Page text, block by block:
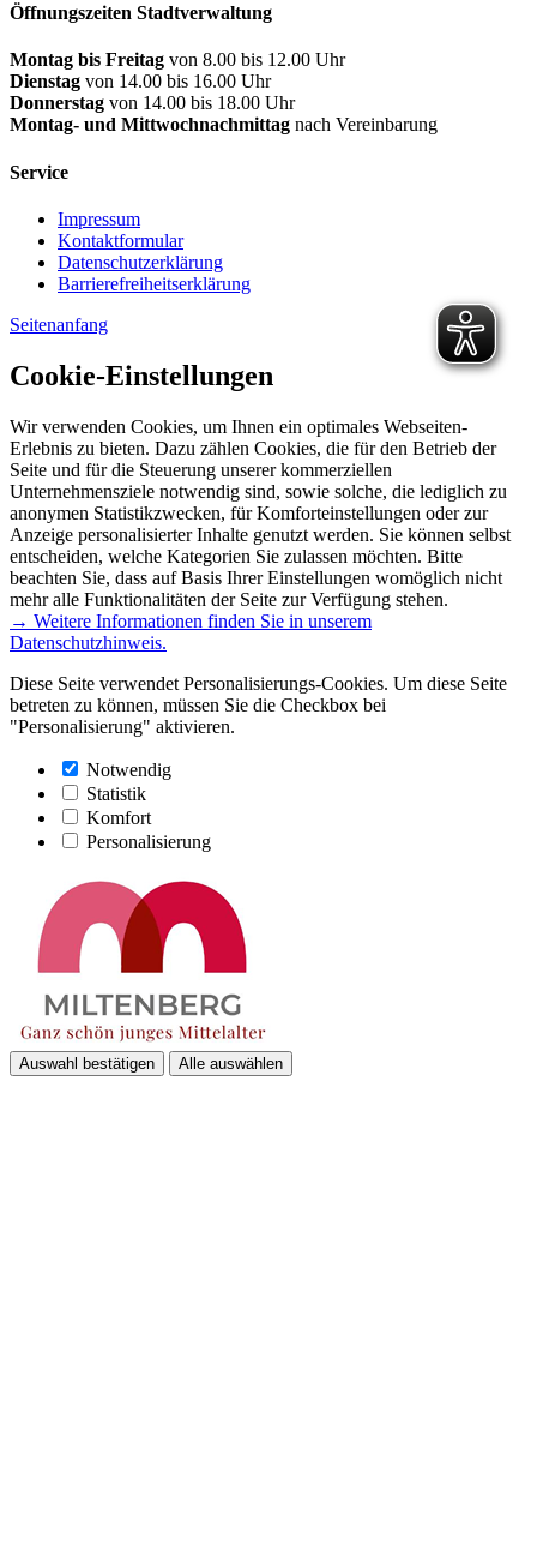
Öffnungszeiten Stadtverwaltung
Montag bis Freitag von 8.00 bis 12.00 Uhr
Dienstag von 14.00 bis 16.00 Uhr
Donnerstag von 14.00 bis 18.00 Uhr
Montag- und Mittwochnachmittag nach Vereinbarung
Service
Impressum
Kontaktformular
Datenschutzerklärung
Barrierefreiheitserklärung
Seitenanfang
Cookie-Einstellungen
Wir verwenden Cookies, um Ihnen ein optimales Webseiten-
Erlebnis zu bieten. Dazu zählen Cookies, die für den Betrieb der
Seite und für die Steuerung unserer kommerziellen
Unternehmensziele notwendig sind, sowie solche, die lediglich zu
anonymen Statistikzwecken, für Komforteinstellungen oder zur
Anzeige personalisierter Inhalte genutzt werden. Sie können selbst
entscheiden, welche Kategorien Sie zulassen möchten. Bitte
beachten Sie, dass auf Basis Ihrer Einstellungen womöglich nicht
mehr alle Funktionalitäten der Seite zur Verfügung stehen.
→ Weitere Informationen finden Sie in unserem
Datenschutzhinweis.
Diese Seite verwendet Personalisierungs-Cookies. Um diese Seite
betreten zu können, müssen Sie die Checkbox bei
"Personalisierung" aktivieren.
Notwendig
Statistik
Komfort
Personalisierung
Auswahl bestätigen Alle auswählen